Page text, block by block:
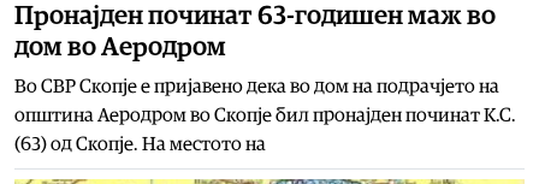
Пронајден починат 63-годишен маж во
дом во Аеродром
Во СВР Скопје е пријавено дека во дом на подрачјето на
општина Аеродром во Скопје бил пронајден починат К.С.
(63) од Скопје. На местото на